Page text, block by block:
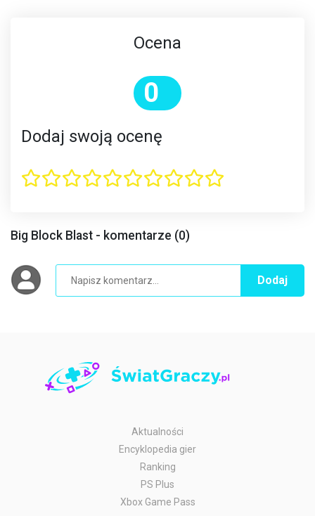
Ocena
0
Dodaj swoją ocenę
Big Block Blast - komentarze (0)
Dodaj
Aktualności
Encyklopedia gier
Ranking
PS Plus
Xbox Game Pass